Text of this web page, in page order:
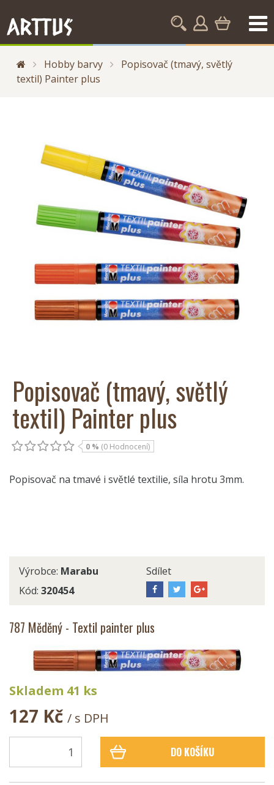
Hobby barvy
Popisovač (tmavý, světlý
textil) Painter plus
Popisovač (tmavý, světlý
textil) Painter plus
0 % (0 Hodnocení)
Popisovač na tmavé i světlé textilie, síla hrotu 3mm.
Výrobce: Marabu
Kód: 320454
Sdílet
787 Měděný - Textil painter plus
Skladem 41 ks
127 Kč / s DPH
DO KOŠÍKU